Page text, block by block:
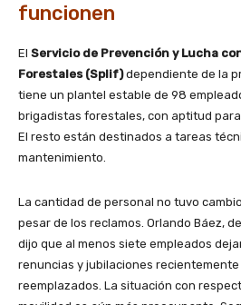
funcionen
El Servicio de Prevención y Lucha
Forestales (Splif)dependiente de la
tiene un plantel estable de 98
brigadistas forestales, con aptitud
El resto están destinados a tareas
mantenimiento.
La cantidad de personal no tuvo
pesar de los reclamos. Orlando Báez,
dijo que al menos siete empleados
renuncias y jubilaciones
reemplazados. La situación con